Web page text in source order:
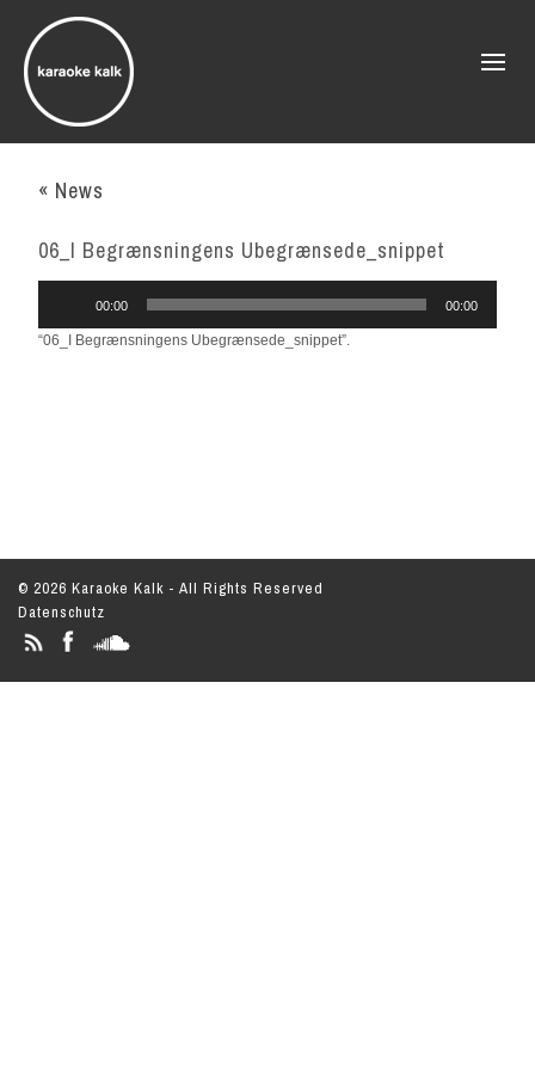
« News
06_I Begrænsningens Ubegrænsede_snippet
00:00 00:00
“06_I Begrænsningens Ubegrænsede_snippet”.
© 2026 Karaoke Kalk - All Rights Reserved
Datenschutz